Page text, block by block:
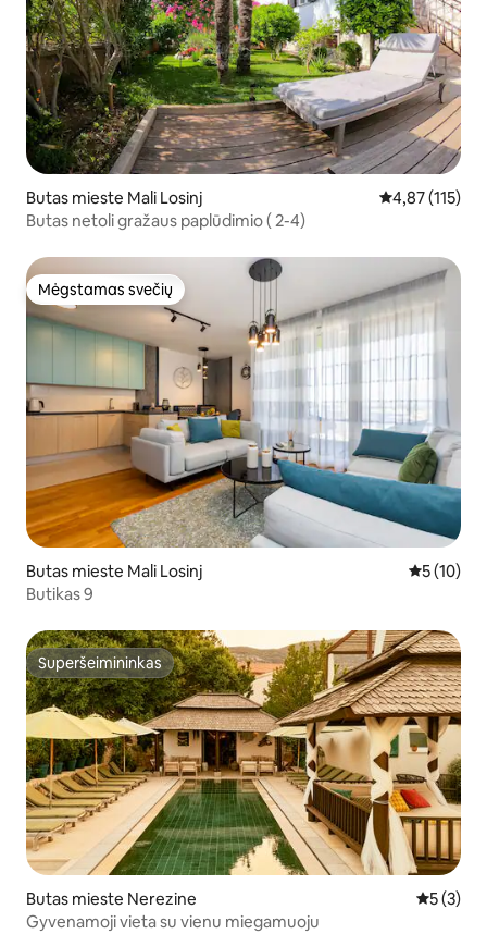
Butas mieste Mali Losinj Vidutinis
4,87 (115)
Butas netoli gražaus paplūdimio ( 2-4)
Mėgstamas svečių
Mėgstamas svečių
Butas mieste Mali Losinj Vidutinis
5 (10)
Butikas 9
Superšeimininkas
Superšeimininkas
Butas mieste Nerezine Vidutinis
5 (3)
Gyvenamoji vieta su vienu miegamuoju